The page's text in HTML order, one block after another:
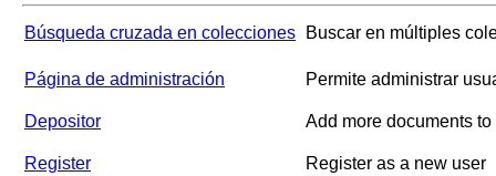
Búsqueda cruzada en colecciones Buscar en múltiples
Página de administración Permite administrar
Depositor Add more documents
Register Register as a new user